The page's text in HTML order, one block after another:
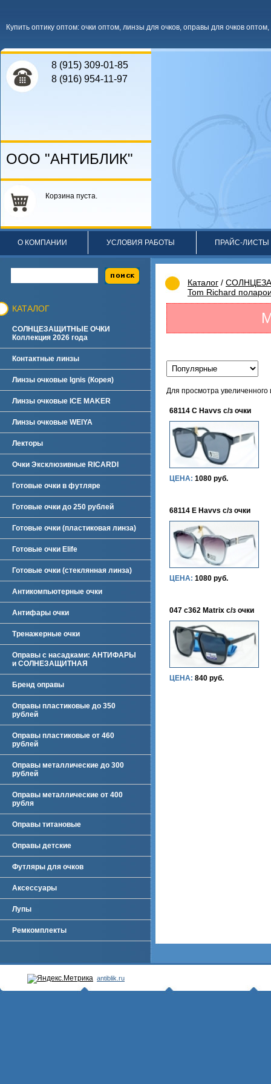
Купить оптику оптом: очки оптом, линзы для очков, оправы для очков оптом,
8 (915) 309-01-85
8 (916) 954-11-97
ООО "АНТИБЛИК"
Корзина пуста.
О КОМПАНИИ УСЛОВИЯ РАБОТЫ ПРАЙС-ЛИСТЫ
КАТАЛОГ
СОЛНЦЕЗАЩИТНЫЕ ОЧКИ
Коллекция 2026 года
Контактные линзы
Линзы очковые Ignis (Корея)
Линзы очковые ICE MAKER
Линзы очковые WEIYA
Лекторы
Очки Эксклюзивные RICARDI
Готовые очки в футляре
Готовые очки до 250 рублей
Готовые очки (пластиковая линза)
Готовые очки Elife
Готовые очки (стеклянная линза)
Антикомпьютерные очки
Антифары очки
Тренажерные очки
Оправы с насадками: АНТИФАРЫ
и СОЛНЕЗАЩИТНАЯ
Бренд оправы
Оправы пластиковые до 350
рублей
Оправы пластиковые от 460
рублей
Оправы металлические до 300
рублей
Оправы металлические от 400
рубля
Оправы титановые
Оправы детские
Футляры для очков
Аксессуары
Лупы
Ремкомплекты
Каталог /
Tom Richard
Для просмотра
68114 C Havvs с/з очки
ЦЕНА: 1080 руб.
68114 E Havvs с/з очки
ЦЕНА: 1080 руб.
047 c362 Matrix с/з очки
ЦЕНА: 840 руб.
antiblik.ru